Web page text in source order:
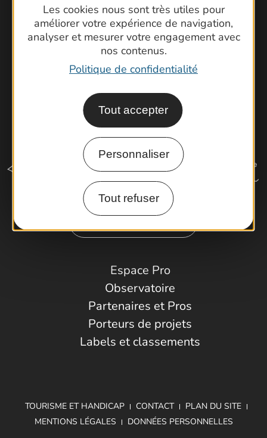
Les cookies nous sont très utiles pour
améliorer votre expérience de navigation,
analyser et mesurer votre engagement avec
nos contenus.
Politique de confidentialité
Tout accepter
Personnaliser
Tout refuser
Cartoguides et Topoguides
Latitude Gard
Espace Pro
Observatoire
Partenaires et Pros
Porteurs de projets
Labels et classements
TOURISME ET HANDICAP CONTACT
PLAN DU SITE
MENTIONS LÉGALES
DONNÉES PERSONNELLES